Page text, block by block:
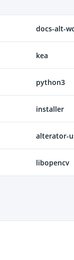
docs-alt-
kea
python3
installer
alterator-
libopencv